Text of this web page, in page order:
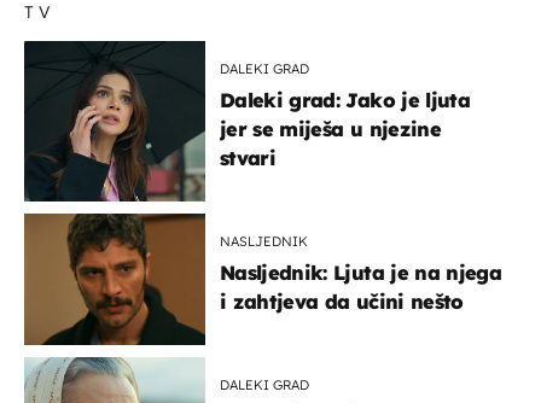
TV
DALEKI GRAD
Daleki grad: Jako je ljuta
jer se miješa u njezine
stvari
NASLJEDNIK
Nasljednik: Ljuta je na njega
i zahtjeva da učini nešto
DALEKI GRAD